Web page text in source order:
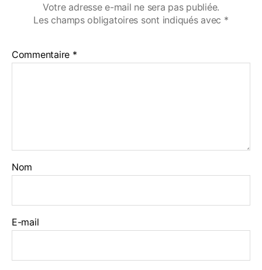
Votre adresse e-mail ne sera pas publiée.
Les champs obligatoires sont indiqués avec *
Commentaire *
Nom
E-mail